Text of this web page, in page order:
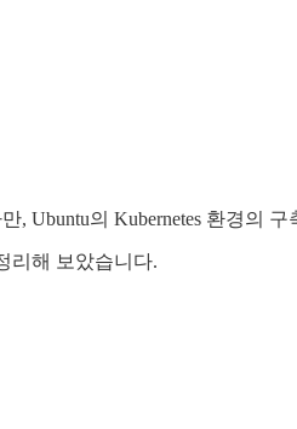
, Ubuntu의 Kubernetes 환경의
리해 보았습니다.